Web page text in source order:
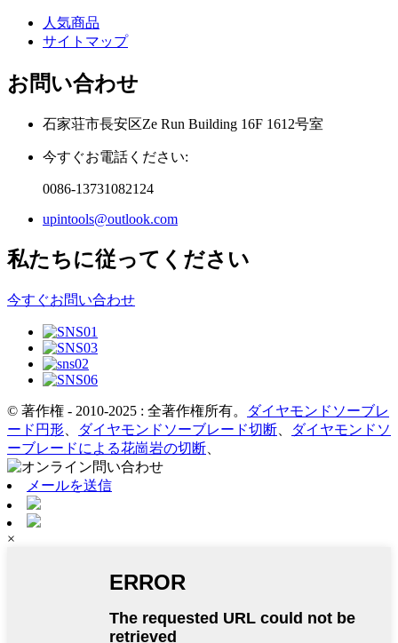
人気商品
サイトマップ
お問い合わせ
石家荘市長安区Ze Run Building 16F 1612号室
今すぐお電話ください:
0086-13731082124
upintools@outlook.com
私たちに従ってください
今すぐお問い合わせ
© 著作権 - 2010-2025 : 全著作権所有。
ダイヤモンドソーブレ
ード円形
ダイヤモンドソーブレード切断
ダイヤモンドソ
ーブレードによる花崗岩の切断
メールを送信
×